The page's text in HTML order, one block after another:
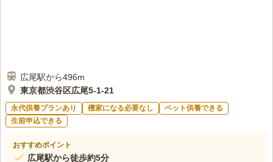
広尾駅から496m
東京都渋谷区広尾5-1-21
永代供養プランあり 檀家になる必要なし
ペット供養できる
生前申込できる
おすすめポイント
広尾駅から徒歩約5分